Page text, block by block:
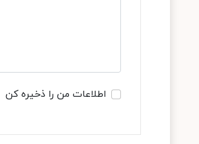
اطلاعات من را ذخیره کن